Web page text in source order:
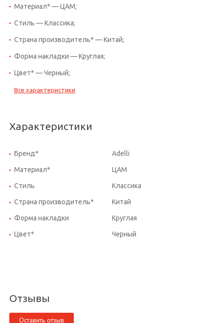
Материал* — ЦАМ;
Стиль — Классика;
Страна производитель* — Китай;
Форма накладки — Круглая;
Цвет* — Черный;
Все характеристики
Характеристики
Бренд* Adelli
Материал* ЦАМ
Стиль Классика
Страна производитель* Китай
Форма накладки Круглая
Цвет* Черный
Отзывы
Оставить отзыв